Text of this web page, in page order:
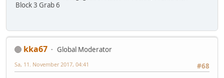
Block 3 Grab 6
kka67
Global Moderator
#68
Sa, 11. November 2017, 04:41